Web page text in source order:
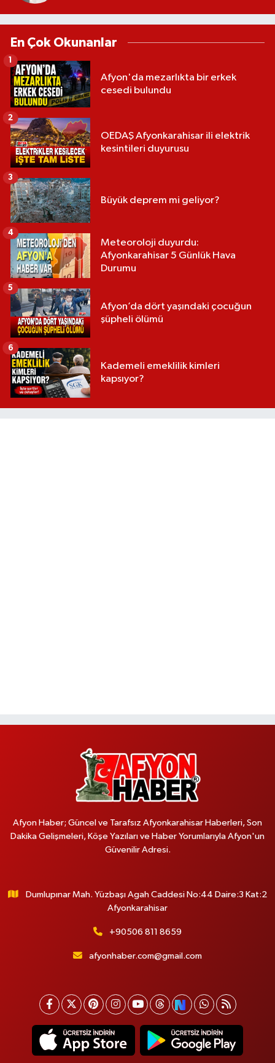
En Çok Okunanlar
Afyon'da mezarlıkta bir erkek
cesedi bulundu
1
OEDAŞ Afyonkarahisar ili elektrik
kesintileri duyurusu
2
Büyük deprem mi geliyor?
3
Meteoroloji duyurdu:
Afyonkarahisar 5 Günlük Hava
Durumu
4
Afyon’da dört yaşındaki çocuğun
şüpheli ölümü
5
Kademeli emeklilik kimleri
kapsıyor?
6
Afyon Haber; Güncel ve Tarafsız Afyonkarahisar Haberleri, Son
Dakika Gelişmeleri, Köşe Yazıları ve Haber Yorumlarıyla Afyon'un
Güvenilir Adresi.
Dumlupınar Mah. Yüzbaşı Agah Caddesi No:44 Daire:3 Kat:2
Afyonkarahisar
+90506 811 8659
afyonhaber.com@gmail.com